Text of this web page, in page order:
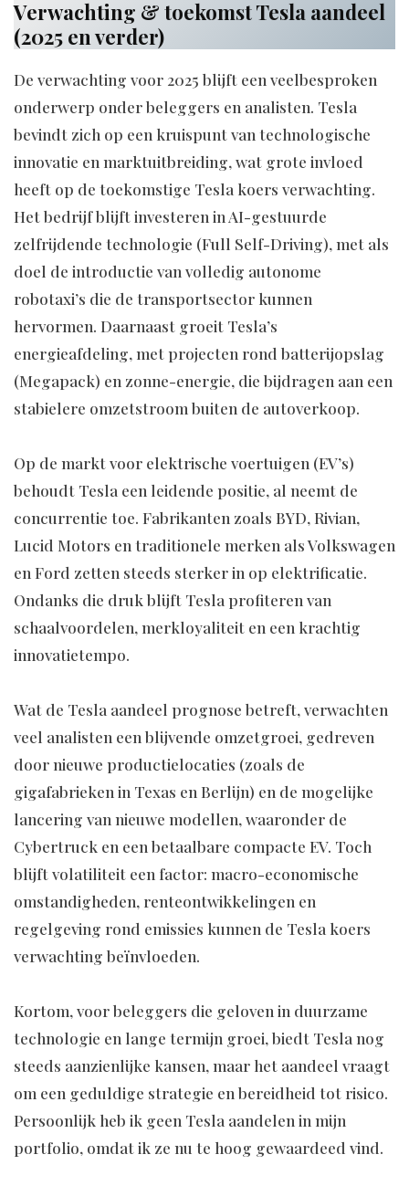
Verwachting & toekomst Tesla aandeel
(2025 en verder)
De verwachting voor 2025 blijft een veelbesproken
onderwerp onder beleggers en analisten. Tesla
bevindt zich op een kruispunt van technologische
innovatie en marktuitbreiding, wat grote invloed
heeft op de toekomstige Tesla koers verwachting.
Het bedrijf blijft investeren in AI-gestuurde
zelfrijdende technologie (Full Self-Driving), met als
doel de introductie van volledig autonome
robotaxi’s die de transportsector kunnen
hervormen. Daarnaast groeit Tesla’s
energieafdeling, met projecten rond batterijopslag
(Megapack) en zonne-energie, die bijdragen aan een
stabielere omzetstroom buiten de autoverkoop.
Op de markt voor elektrische voertuigen (EV’s)
behoudt Tesla een leidende positie, al neemt de
concurrentie toe. Fabrikanten zoals BYD, Rivian,
Lucid Motors en traditionele merken als Volkswagen
en Ford zetten steeds sterker in op elektrificatie.
Ondanks die druk blijft Tesla profiteren van
schaalvoordelen, merkloyaliteit en een krachtig
innovatietempo.
Wat de Tesla aandeel prognose betreft, verwachten
veel analisten een blijvende omzetgroei, gedreven
door nieuwe productielocaties (zoals de
gigafabrieken in Texas en Berlijn) en de mogelijke
lancering van nieuwe modellen, waaronder de
Cybertruck en een betaalbare compacte EV. Toch
blijft volatiliteit een factor: macro-economische
omstandigheden, renteontwikkelingen en
regelgeving rond emissies kunnen de Tesla koers
verwachting beïnvloeden.
Kortom, voor beleggers die geloven in duurzame
technologie en lange termijn groei, biedt Tesla nog
steeds aanzienlijke kansen, maar het aandeel vraagt
om een geduldige strategie en bereidheid tot risico.
Persoonlijk heb ik geen Tesla aandelen in mijn
portfolio, omdat ik ze nu te hoog gewaardeed vind.